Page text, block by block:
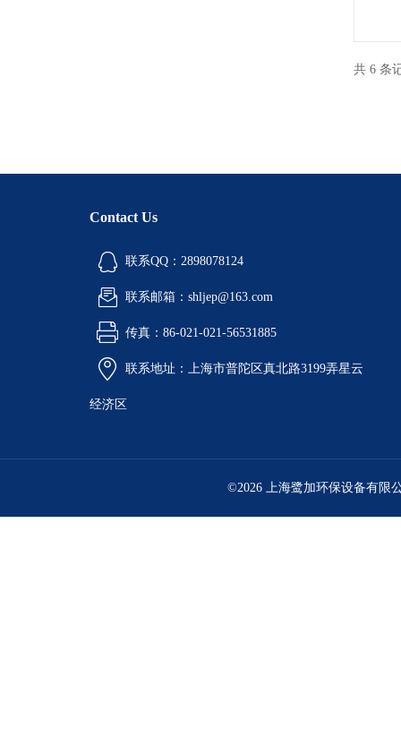
共 6 条
Contact Us
联系QQ：2898078124
联系邮箱：shljep@163.com
传真：86-021-021-56531885
联系地址：上海市普陀区真北路3199弄星云
经济区
©2026 上海鹭加环保设备有限